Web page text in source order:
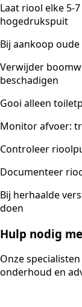
Laat riool elke 5-
hogedrukspuit
Bij aankoop
Verwijder
beschadigen
Gooi alleen
Monitor afvoer:
Controleer
Documenteer
Bij herhaalde
doen
Hulp nodig
Onze
onderhoud en